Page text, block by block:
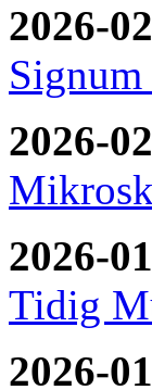
2026-
Signum
2026-
2026-
Tidig
2026-